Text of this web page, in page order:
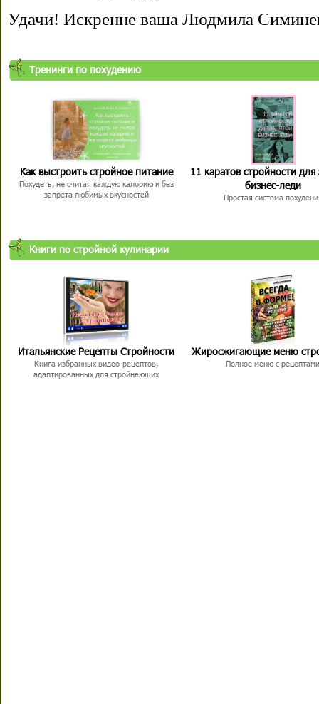
Удачи! Искренне ваша Людмила
Тренинги по похудению
Как выстроить стройное питание
Похудеть, не считая каждую калорию и без
запрета любимых вкусностей
11 каратов стройности для
бизнес-леди
Простая система
Книги по стройной кулинарии
Итальянские Рецепты Стройности
Книга избранных видео-рецептов,
адаптированных для стройнеющих
Жиросжигающие меню
Полное меню с рецептами